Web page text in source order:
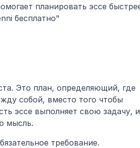
планировать эссе
бесплатно"
Это план, определяющий, где
собой, вместо того чтобы
эссе выполняет свою задачу, и
мысль.
требование.